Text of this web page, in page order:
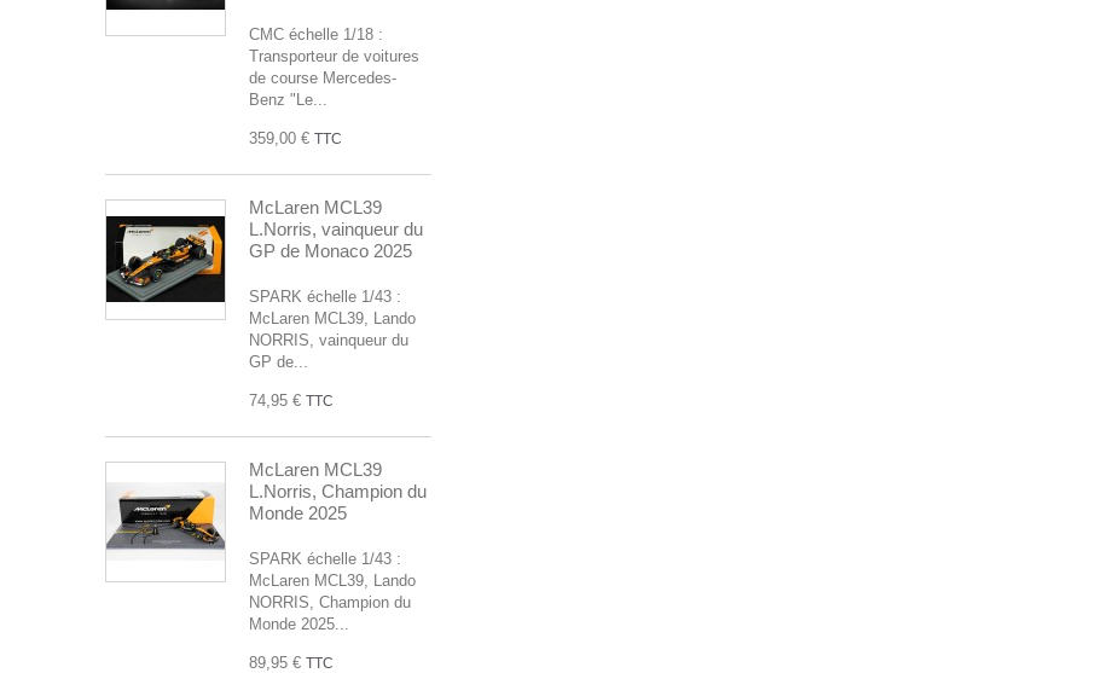
CMC échelle 1/18 :
Transporteur de voitures
de course Mercedes-
Benz "Le...
359,00 € TTC
McLaren MCL39
L.Norris, vainqueur du
GP de Monaco 2025
SPARK échelle 1/43 :
McLaren MCL39, Lando
NORRIS, vainqueur du
GP de...
74,95 € TTC
McLaren MCL39
L.Norris, Champion du
Monde 2025
SPARK échelle 1/43 :
McLaren MCL39, Lando
NORRIS, Champion du
Monde 2025...
89,95 € TTC